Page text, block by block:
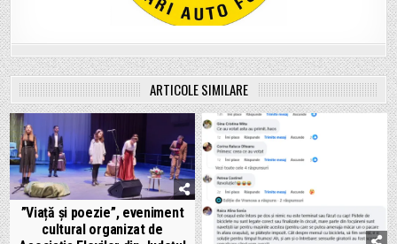
ARTICOLE SIMILARE
”Viață și poezie”, eveniment
cultural organizat de